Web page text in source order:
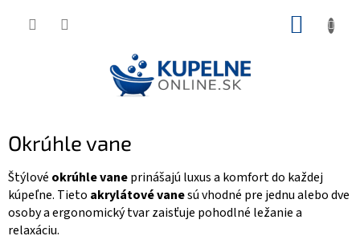
Okrúhle vane
Štýlové okrúhle vaneprinášajú luxus a komfort do každej
kúpeľne. Tieto akrylátové vanesú vhodné pre jednu alebo dve
osoby a ergonomický tvar zaisťuje pohodlné ležanie a
relaxáciu.